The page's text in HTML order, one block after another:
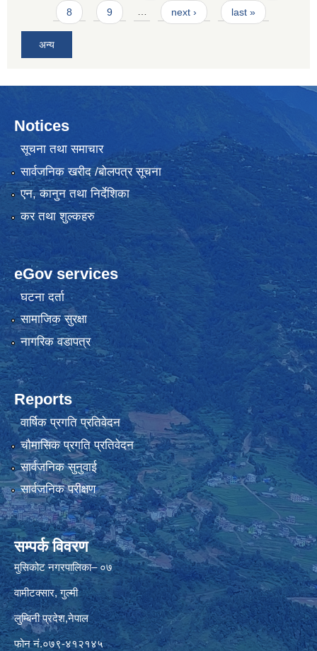
8 9 … next › last »
अन्य
Notices
सूचना तथा समाचार
सार्वजनिक खरीद /बोलपत्र सूचना
एन, कानुन तथा निर्देशिका
कर तथा शुल्कहरु
eGov services
घटना दर्ता
सामाजिक सुरक्षा
नागरिक वडापत्र
Reports
वार्षिक प्रगति प्रतिवेदन
चौमासिक प्रगति प्रतिवेदन
सार्वजनिक सुनुवाई
सार्वजनिक परीक्षण
सम्पर्क विवरण
मुसिकोट नगरपालिका– ०७
वामीटक्सार, गुल्मी
लुम्बिनी प्रदेश,नेपाल
फोन नं.०७९-४१२१४५